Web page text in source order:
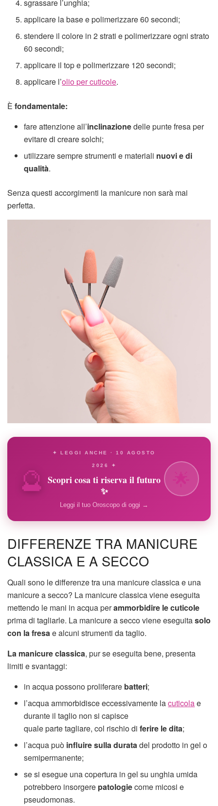
sgrassare l’unghia;
applicare la base e polimerizzare 60 secondi;
stendere il colore in 2 strati e polimerizzare ogni strato
60 secondi;
applicare il top e polimerizzare 120 secondi;
applicare l’olio per cuticole.
È fondamentale:
fare attenzione all’inclinazionedelle punte fresa per
evitare di creare solchi;
utilizzare sempre strumenti e materiali nuovi e di
qualità.
Senza questi accorgimenti la manicure non sarà mai
perfetta.
🔮
✦ LEGGI ANCHE · 10 AGOSTO
2026 ✦
Scopri cosa ti riserva il futuro
✨
Leggi il tuo Oroscopo di oggi →
DIFFERENZE TRA MANICURE
CLASSICA E A SECCO
Quali sono le differenze tra una manicure classica e una
manicure a secco? La manicure classica viene eseguita
mettendo le mani in acqua perammorbidire le cuticole
prima di tagliarle. La manicure a secco viene eseguitasolo
con la fresae alcuni strumenti da taglio.
La manicure classica, pur se eseguita bene, presenta
limiti e svantaggi:
in acqua possono proliferare batteri;
l’acqua ammorbidisce eccessivamente lacuticolae
durante il taglio non si capisce
quale parte tagliare, col rischio diferire le dita;
l’acqua può influire sulla duratadel prodotto in gel o
semipermanente;
se si esegue una copertura in gel su unghia umida
potrebbero insorgere patologiecome micosi e
pseudomonas.